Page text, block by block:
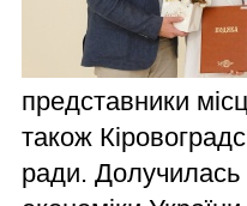
представники
також
ради.